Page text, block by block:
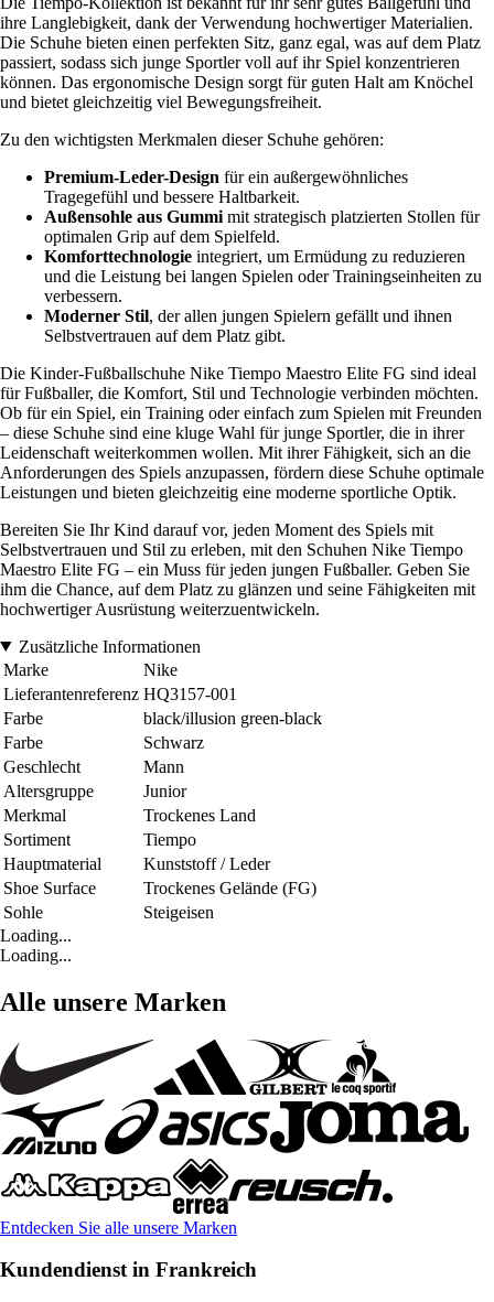
ihre Langlebigkeit, dank der Verwendung hochwertiger Materialien.
Die Schuhe bieten einen perfekten Sitz, ganz egal, was auf dem Platz
passiert, sodass sich junge Sportler voll auf ihr Spiel konzentrieren
können. Das ergonomische Design sorgt für guten Halt am Knöchel
und bietet gleichzeitig viel Bewegungsfreiheit.
Zu den wichtigsten Merkmalen dieser Schuhe gehören:
Premium-Leder-Design für ein außergewöhnliches
Tragegefühl und bessere Haltbarkeit.
Außensohle aus Gummi mit strategisch platzierten Stollen für
optimalen Grip auf dem Spielfeld.
Komforttechnologie integriert, um Ermüdung zu reduzieren
und die Leistung bei langen Spielen oder Trainingseinheiten zu
verbessern.
Moderner Stil, der allen jungen Spielern gefällt und ihnen
Selbstvertrauen auf dem Platz gibt.
Die Kinder-Fußballschuhe Nike Tiempo Maestro Elite FG sind ideal
für Fußballer, die Komfort, Stil und Technologie verbinden möchten.
Ob für ein Spiel, ein Training oder einfach zum Spielen mit Freunden
– diese Schuhe sind eine kluge Wahl für junge Sportler, die in ihrer
Leidenschaft weiterkommen wollen. Mit ihrer Fähigkeit, sich an die
Anforderungen des Spiels anzupassen, fördern diese Schuhe optimale
Leistungen und bieten gleichzeitig eine moderne sportliche Optik.
Bereiten Sie Ihr Kind darauf vor, jeden Moment des Spiels mit
Selbstvertrauen und Stil zu erleben, mit den Schuhen Nike Tiempo
Maestro Elite FG – ein Muss für jeden jungen Fußballer. Geben Sie
ihm die Chance, auf dem Platz zu glänzen und seine Fähigkeiten mit
hochwertiger Ausrüstung weiterzuentwickeln.
Zusätzliche Informationen
Marke
Nike
Lieferantenreferenz HQ3157-001
Farbe
black/illusion green-black
Farbe
Schwarz
Geschlecht
Mann
Altersgruppe
Junior
Merkmal
Trockenes Land
Sortiment
Tiempo
Hauptmaterial
Kunststoff / Leder
Shoe Surface
Trockenes Gelände (FG)
Sohle
Steigeisen
Loading...
Loading...
Alle unsere Marken
Entdecken Sie alle unsere Marken
Kundendienst in Frankreich